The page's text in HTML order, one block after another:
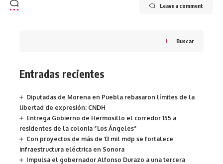
Leave a comment
Buscar
Entradas recientes
Diputadas de Morena en Puebla rebasaron límites de la
libertad de expresión: CNDH
Entrega Gobierno de Hermosillo el corredor 155 a
residentes de la colonia “Los Ángeles”
Con proyectos de más de 13 mil mdp se fortalece
infraestructura eléctrica en Sonora
Impulsa el gobernador Alfonso Durazo a una tercera